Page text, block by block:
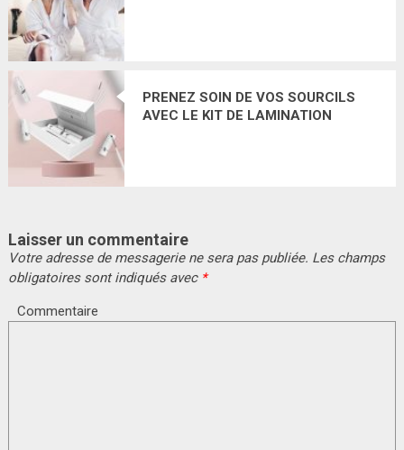
PRENEZ SOIN DE VOS SOURCILS
AVEC LE KIT DE LAMINATION
Laisser un commentaire
Votre adresse de messagerie ne sera pas publiée. Les champs
obligatoires sont indiqués avec *
Commentaire